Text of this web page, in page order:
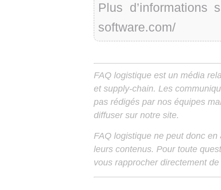
Plus d’informations
software.com/
FAQ logistique est un média
et supply-chain. Les
pas rédigés par nos équipes
diffuser sur notre site.
FAQ logistique ne peut donc
leurs contenus. Pour toute
vous rapprocher directement